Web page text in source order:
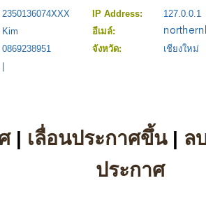
2350136074XXX IP Address:
127.0.0.1
Kim
อีเมล์:
0869238951 จังหวัด:
เชียงใหม่
| เลื่อนประกาศขึ้น| ล
ประกาศ